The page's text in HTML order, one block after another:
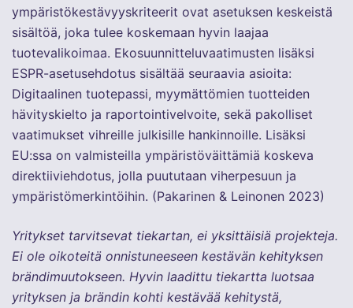
ympäristökestävyyskriteerit ovat asetuksen keskeistä
sisältöä, joka tulee koskemaan hyvin laajaa
tuotevalikoimaa. Ekosuunnitteluvaatimusten lisäksi
ESPR-asetusehdotus sisältää seuraavia asioita:
Digitaalinen tuotepassi, myymättömien tuotteiden
hävityskielto ja raportointivelvoite, sekä pakolliset
vaatimukset vihreille julkisille hankinnoille. Lisäksi
EU:ssa on valmisteilla ympäristöväittämiä koskeva
direktiiviehdotus, jolla puututaan viherpesuun ja
ympäristömerkintöihin. (Pakarinen & Leinonen 2023)
Yritykset tarvitsevat tiekartan, ei yksittäisiä projekteja.
Ei ole oikoteitä onnistuneeseen kestävän kehityksen
brändimuutokseen. Hyvin laadittu tiekartta luotsaa
yrityksen ja brändin kohti kestävää kehitystä,